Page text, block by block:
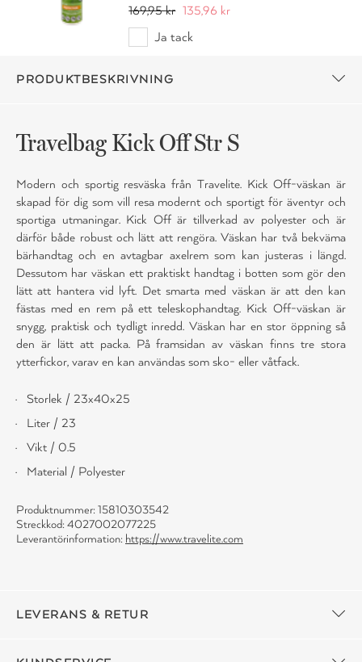
169,95 kr 135,96 kr
Ja tack
PRODUKTBESKRIVNING
Travelbag Kick Off Str S
Modern och sportig resväska från Travelite. Kick Off-väskan är
skapad för dig som vill resa modernt och sportigt för äventyr och
sportiga utmaningar. Kick Off är tillverkad av polyester och är
därför både robust och lätt att rengöra. Väskan har två bekväma
bärhandtag och en avtagbar axelrem som kan justeras i längd.
Dessutom har väskan ett praktiskt handtag i botten som gör den
lätt att hantera vid lyft. Det smarta med väskan är att den kan
fästas med en rem på ett teleskophandtag. Kick Off-väskan är
snygg, praktisk och tydligt inredd. Väskan har en stor öppning så
den är lätt att packa. På framsidan av väskan finns tre stora
ytterfickor, varav en kan användas som sko- eller våtfack.
Storlek / 23x40x25
Liter / 23
Vikt / 0.5
Material / Polyester
Produktnummer: 15810303542
Streckkod: 4027002077225
Leverantörinformation: https://www.travelite.com
LEVERANS & RETUR